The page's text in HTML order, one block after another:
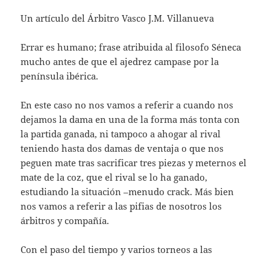
Un artículo del Árbitro Vasco J.M. Villanueva
Errar es humano; frase atribuida al filosofo Séneca
mucho antes de que el ajedrez campase por la
península ibérica.
En este caso no nos vamos a referir a cuando nos
dejamos la dama en una de la forma más tonta con
la partida ganada, ni tampoco a ahogar al rival
teniendo hasta dos damas de ventaja o que nos
peguen mate tras sacrificar tres piezas y meternos el
mate de la coz, que el rival se lo ha ganado,
estudiando la situación –menudo crack. Más bien
nos vamos a referir a las pifias de nosotros los
árbitros y compañía.
Con el paso del tiempo y varios torneos a las